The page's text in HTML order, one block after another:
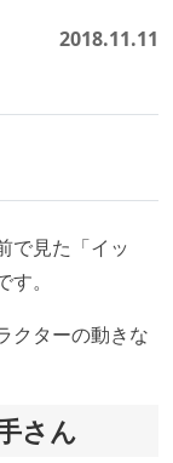
2018.11.11
で見た「イッ
。
クターの動きな
さん